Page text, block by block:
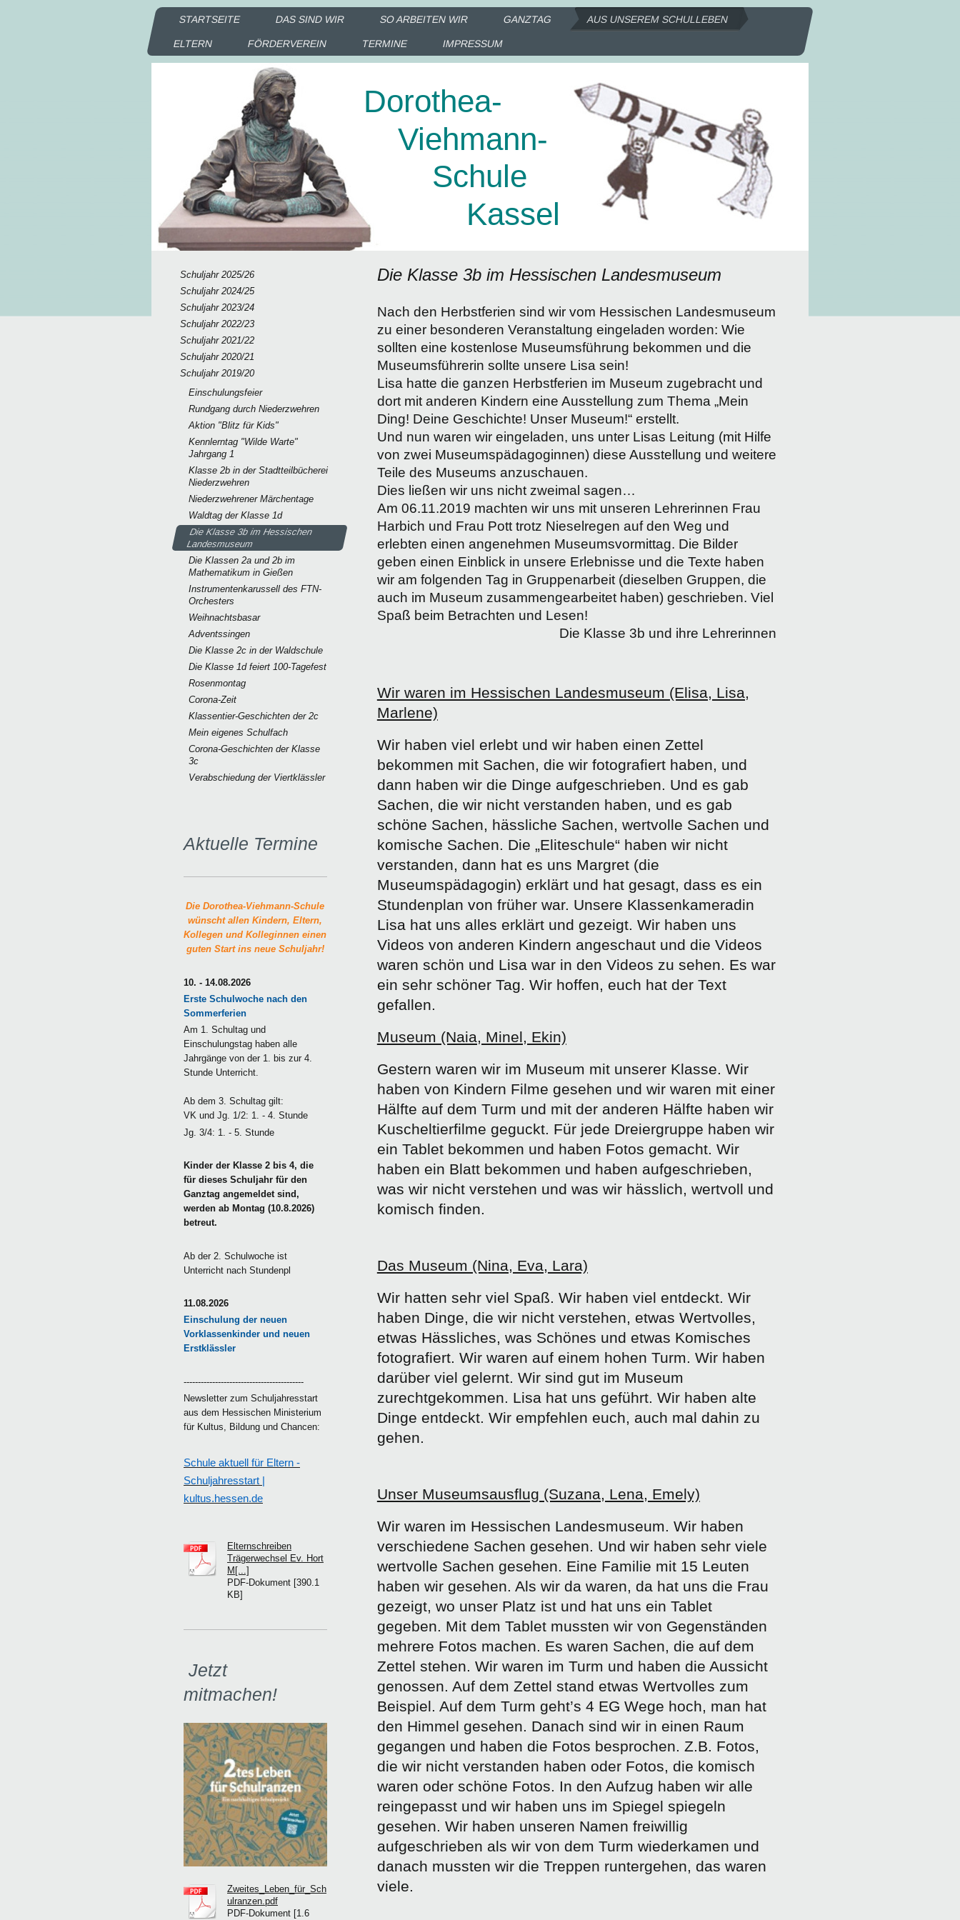
STARTSEITE DAS SIND WIR SO ARBEITEN WIR GANZTAG AUS UNSEREM SCHULLEBEN
ELTERN FÖRDERVEREIN TERMINE IMPRESSUM
Dorothea-
Viehmann-
Schule
Kassel
Die Klasse 3b im Hessischen Landesmuseum
Nach den Herbstferien sind wir vom Hessischen Landesmuseum
zu einer besonderen Veranstaltung eingeladen worden: Wie
sollten eine kostenlose Museumsführung bekommen und die
Museumsführerin sollte unsere Lisa sein!
Lisa hatte die ganzen Herbstferien im Museum zugebracht und
dort mit anderen Kindern eine Ausstellung zum Thema „Mein
Ding! Deine Geschichte! Unser Museum!“ erstellt.
Und nun waren wir eingeladen, uns unter Lisas Leitung (mit Hilfe
von zwei Museumspädagoginnen) diese Ausstellung und weitere
Teile des Museums anzuschauen.
Dies ließen wir uns nicht zweimal sagen…
Am 06.11.2019 machten wir uns mit unseren Lehrerinnen Frau
Harbich und Frau Pott trotz Nieselregen auf den Weg und
erlebten einen angenehmen Museumsvormittag. Die Bilder
geben einen Einblick in unsere Erlebnisse und die Texte haben
wir am folgenden Tag in Gruppenarbeit (dieselben Gruppen, die
auch im Museum zusammengearbeitet haben) geschrieben. Viel
Spaß beim Betrachten und Lesen!
Die Klasse 3b und ihre Lehrerinnen
Wir waren im Hessischen Landesmuseum (Elisa, Lisa,
Marlene)
Wir haben viel erlebt und wir haben einen Zettel
bekommen mit Sachen, die wir fotografiert haben, und
dann haben wir die Dinge aufgeschrieben. Und es gab
Sachen, die wir nicht verstanden haben, und es gab
schöne Sachen, hässliche Sachen, wertvolle Sachen und
komische Sachen. Die „Eliteschule“ haben wir nicht
verstanden, dann hat es uns Margret (die
Museumspädagogin) erklärt und hat gesagt, dass es ein
Stundenplan von früher war. Unsere Klassenkameradin
Lisa hat uns alles erklärt und gezeigt. Wir haben uns
Videos von anderen Kindern angeschaut und die Videos
waren schön und Lisa war in den Videos zu sehen. Es war
ein sehr schöner Tag. Wir hoffen, euch hat der Text
gefallen.
Museum (Naia, Minel, Ekin)
Gestern waren wir im Museum mit unserer Klasse. Wir
haben von Kindern Filme gesehen und wir waren mit einer
Hälfte auf dem Turm und mit der anderen Hälfte haben wir
Kuscheltierfilme geguckt. Für jede Dreiergruppe haben wir
ein Tablet bekommen und haben Fotos gemacht. Wir
haben ein Blatt bekommen und haben aufgeschrieben,
was wir nicht verstehen und was wir hässlich, wertvoll und
komisch finden.
Das Museum (Nina, Eva, Lara)
Wir hatten sehr viel Spaß. Wir haben viel entdeckt. Wir
haben Dinge, die wir nicht verstehen, etwas Wertvolles,
etwas Hässliches, was Schönes und etwas Komisches
fotografiert. Wir waren auf einem hohen Turm. Wir haben
darüber viel gelernt. Wir sind gut im Museum
zurechtgekommen. Lisa hat uns geführt. Wir haben alte
Dinge entdeckt. Wir empfehlen euch, auch mal dahin zu
gehen.
Unser Museumsausflug (Suzana, Lena, Emely)
Wir waren im Hessischen Landesmuseum. Wir haben
verschiedene Sachen gesehen. Und wir haben sehr viele
wertvolle Sachen gesehen. Eine Familie mit 15 Leuten
haben wir gesehen. Als wir da waren, da hat uns die Frau
gezeigt, wo unser Platz ist und hat uns ein Tablet
gegeben. Mit dem Tablet mussten wir von Gegenständen
mehrere Fotos machen. Es waren Sachen, die auf dem
Zettel stehen. Wir waren im Turm und haben die Aussicht
genossen. Auf dem Zettel stand etwas Wertvolles zum
Beispiel. Auf dem Turm geht’s 4 EG Wege hoch, man hat
den Himmel gesehen. Danach sind wir in einen Raum
gegangen und haben die Fotos besprochen. Z.B. Fotos,
die wir nicht verstanden haben oder Fotos, die komisch
waren oder schöne Fotos. In den Aufzug haben wir alle
reingepasst und wir haben uns im Spiegel spiegeln
gesehen. Wir haben unseren Namen freiwillig
aufgeschrieben als wir von dem Turm wiederkamen und
danach mussten wir die Treppen runtergehen, das waren
viele.
Schuljahr 2025/26
Schuljahr 2024/25
Schuljahr 2023/24
Schuljahr 2022/23
Schuljahr 2021/22
Schuljahr 2020/21
Schuljahr 2019/20
Einschulungsfeier
Rundgang durch Niederzwehren
Aktion "Blitz für Kids"
Kennlerntag "Wilde Warte"
Jahrgang 1
Klasse 2b in der Stadtteilbücherei
Niederzwehren
Niederzwehrener Märchentage
Waldtag der Klasse 1d
Die Klasse 3b im Hessischen
Landesmuseum
Die Klassen 2a und 2b im
Mathematikum in Gießen
Instrumentenkarussell des FTN-
Orchesters
Weihnachtsbasar
Adventssingen
Die Klasse 2c in der Waldschule
Die Klasse 1d feiert 100-Tagefest
Rosenmontag
Corona-Zeit
Klassentier-Geschichten der 2c
Mein eigenes Schulfach
Corona-Geschichten der Klasse
3c
Verabschiedung der Viertklässler
Aktuelle Termine
Die Dorothea-Viehmann-Schule
wünscht allen Kindern, Eltern,
Kollegen und Kolleginnen einen
guten Start ins neue Schuljahr!
10. - 14.08.2026
Erste Schulwoche nach den
Sommerferien
Am 1. Schultag und
Einschulungstag haben alle
Jahrgänge von der 1. bis zur 4.
Stunde Unterricht.
Ab dem 3. Schultag gilt:
VK und Jg. 1/2: 1. - 4. Stunde
Jg. 3/4: 1. - 5. Stunde
Kinder der Klasse 2 bis 4, die
für dieses Schuljahr für den
Ganztag angemeldet sind,
werden ab Montag (10.8.2026)
betreut.
Ab der 2. Schulwoche ist
Unterricht nach Stundenpl
11.08.2026
Einschulung der neuen
Vorklassenkinder und neuen
Erstklässler
------------------------------------------
Newsletter zum Schuljahresstart
aus dem Hessischen Ministerium
für Kultus, Bildung und Chancen:
Schule aktuell für Eltern -
Schuljahresstart |
kultus.hessen.de
Elternschreiben
Trägerwechsel Ev. Hort
M[...]
PDF-Dokument [390.1
KB]
Jetzt
mitmachen!
Zweites_Leben_für_Sch
ulranzen.pdf
PDF-Dokument [1.6